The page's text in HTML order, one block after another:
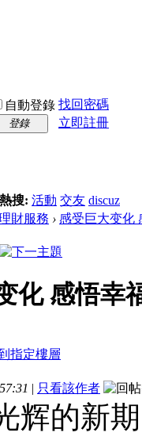
自動登錄 找回密碼
登錄
立即註冊
熱搜: 活動 交友 discuz
財服務 › 感受巨大变化
化 感悟幸
| 只看該作者
辉的新